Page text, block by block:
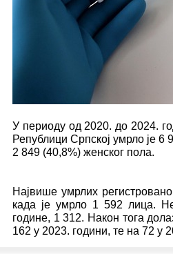
У периоду од 2020. до 2024.
Републици Српској умрло је 6
2 849 (40,8%) женског пола.
Највише умрлих
када је умрло 1 592 лица.
године, 1 312. Након тога
162 у 2023. години, те на 72 у